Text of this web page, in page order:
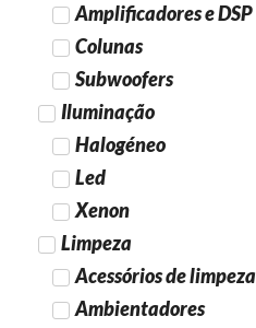
Amplificadores e DSP
Colunas
Subwoofers
Iluminação
Halogéneo
Led
Xenon
Limpeza
Acessórios de limpeza
Ambientadores